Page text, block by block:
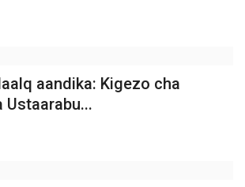
aandika: Kigezo cha
Ustaarabu...